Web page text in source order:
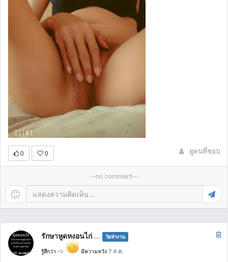
0 0 ดูคนที่ชอบ
---no comment---
รักษาหูดหงอนไก่ ... วัยทำงาน
รู้สึกว่า -> มีความหวัง 7 ส.ค.